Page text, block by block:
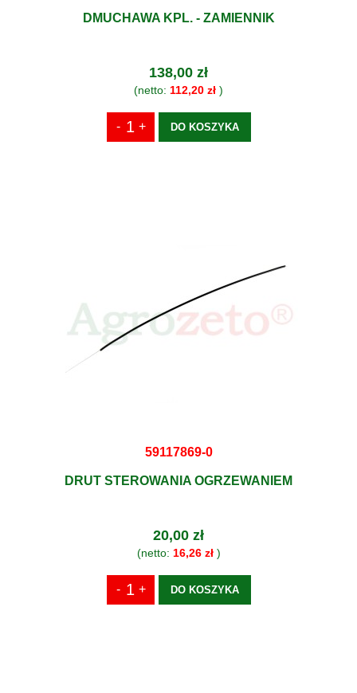
DMUCHAWA KPL. - ZAMIENNIK
138,00 zł
(netto: 112,20 zł )
DO KOSZYKA
59117869-0
DRUT STEROWANIA OGRZEWANIEM
20,00 zł
(netto: 16,26 zł)
DO KOSZYKA